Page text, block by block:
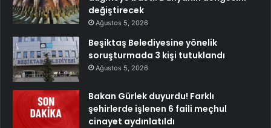
değiştirecek
Ağustos 5, 2026
Beşiktaş Belediyesine yönelik
soruşturmada 3 kişi tutuklandı
Ağustos 5, 2026
Bakan Gürlek duyurdu! Farklı
şehirlerde işlenen 6 faili meçhul
cinayet aydınlatıldı